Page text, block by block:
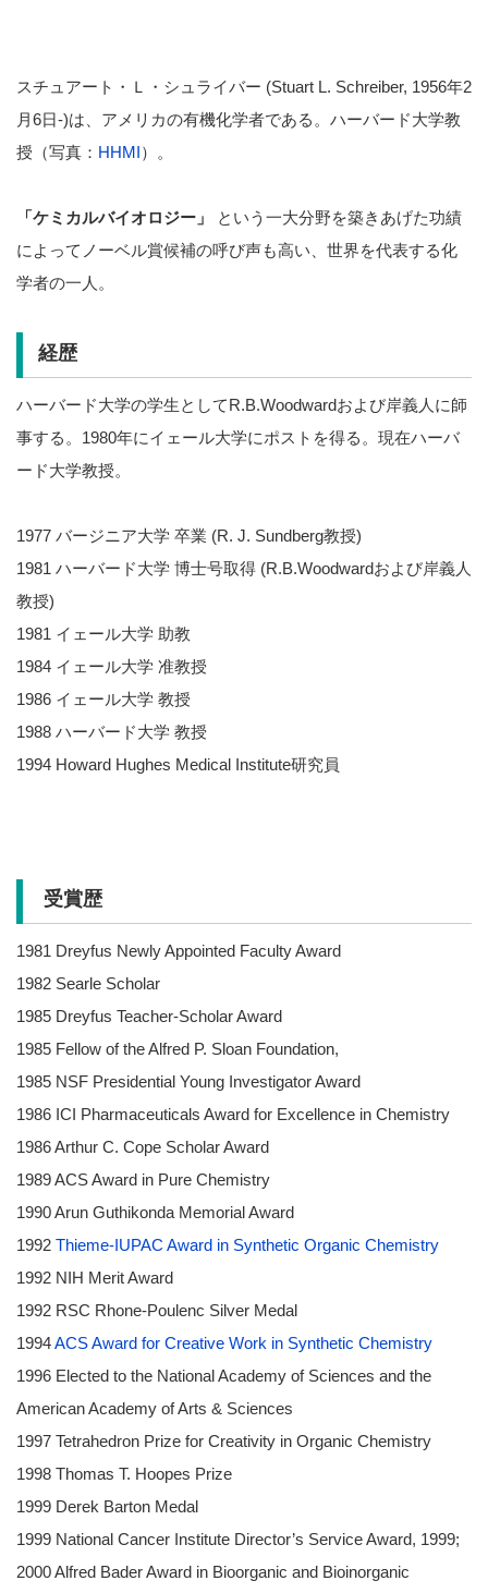
スチュアート・Ｌ・シュライバー (Stuart L. Schreiber, 1956年2
月6日-)は、アメリカの有機化学者である。ハーバード大学教
授（写真： HHMI）。
「ケミカルバイオロジー」
という一大分野を築きあげた功績
によってノーベル賞候補の呼び声も高い、世界を代表する化
学者の一人。
経歴
ハーバード大学の学生としてR.B.Woodwardおよび岸義人に師
事する。1980年にイェール大学にポストを得る。現在ハーバ
ード大学教授。
1977 バージニア大学 卒業 (R. J. Sundberg教授)
1981 ハーバード大学 博士号取得 (R.B.Woodwardおよび岸義人
教授)
1981 イェール大学 助教
1984 イェール大学 准教授
1986 イェール大学 教授
1988 ハーバード大学 教授
1994 Howard Hughes Medical Institute研究員
受賞歴
1981 Dreyfus Newly Appointed Faculty Award
1982 Searle Scholar
1985 Dreyfus Teacher-Scholar Award
1985 Fellow of the Alfred P. Sloan Foundation,
1985 NSF Presidential Young Investigator Award
1986 ICI Pharmaceuticals Award for Excellence in Chemistry
1986 Arthur C. Cope Scholar Award
1989 ACS Award in Pure Chemistry
1990 Arun Guthikonda Memorial Award
1992 Thieme-IUPAC Award in Synthetic Organic Chemistry
1992 NIH Merit Award
1992 RSC Rhone-Poulenc Silver Medal
1994ACS Award for Creative Work in Synthetic Chemistry
1996 Elected to the National Academy of Sciences and the
American Academy of Arts & Sciences
1997 Tetrahedron Prize for Creativity in Organic Chemistry
1998 Thomas T. Hoopes Prize
1999 Derek Barton Medal
1999 National Cancer Institute Director’s Service Award, 1999;
2000 Alfred Bader Award in Bioorganic and Bioinorganic